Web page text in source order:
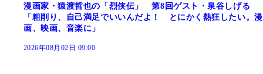
漫画家・猿渡哲也の「烈侠伝」 第8回ゲスト・泉谷しげる
「粗削り、自己満足でいいんだよ！ とにかく熱狂したい。漫
画、映画、音楽に」
2026年08月02日 09:00